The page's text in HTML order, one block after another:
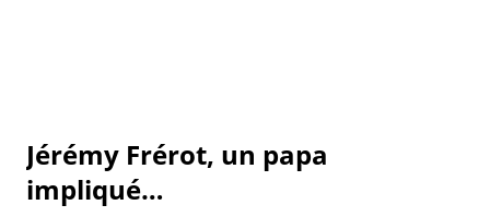
Jérémy Frérot, un papa
impliqué…